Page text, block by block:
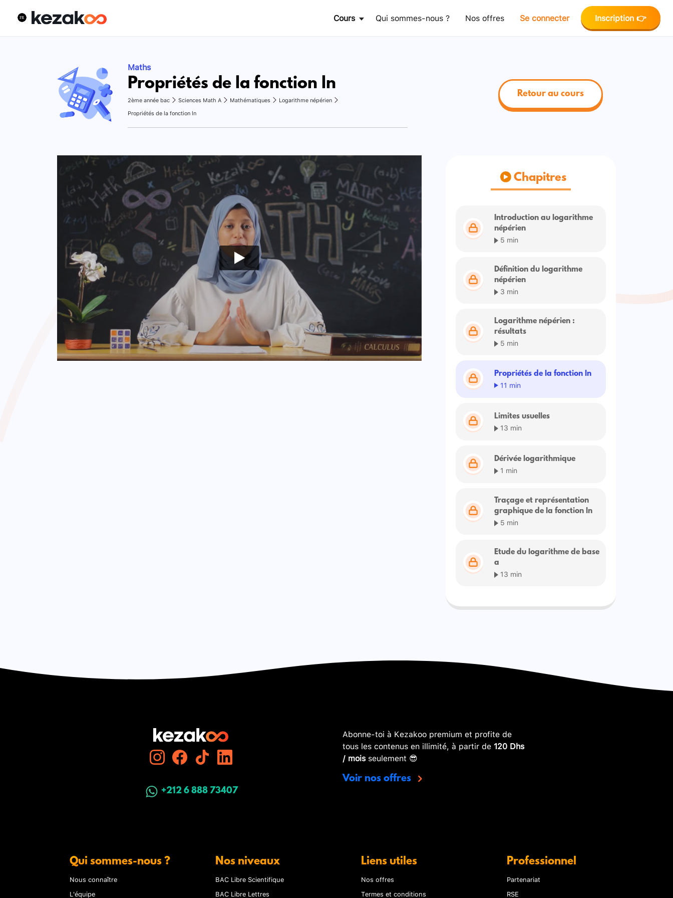
Cours Qui sommes-nous ? Nos offres Se connecter Inscription 👉
Maths
Propriétés de la fonction ln
2ème année bac Sciences Math A Mathématiques
Logarithme népérien
Propriétés de la fonction ln
Retour au cours
Chapitres
Introduction au logarithme
népérien
5 min
Définition du logarithme
népérien
3 min
Logarithme népérien :
résultats
5 min
Propriétés de la fonction ln
11 min
Limites usuelles
13 min
Dérivée logarithmique
1 min
Traçage et représentation
graphique de la fonction ln
5 min
Etude du logarithme de base
a
13 min
+212 6 888 73407
Abonne-toi à Kezakoo premium et profite de
tous les contenus en illimité, à partir de 120 Dhs
/ moisseulement 😎
Voir nos offres
Qui sommes-nous ?
Nous connaître
L'équipe
Nos niveaux
BAC Libre Scientifique
BAC Libre Lettres
Liens utiles
Nos offres
Termes et conditions
Professionnel
Partenariat
RSE